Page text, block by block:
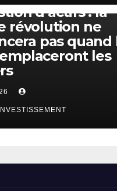
d’actifs : la
révolution ne
pas quand
les